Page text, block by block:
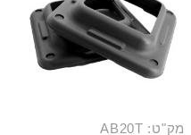
מק"ט: AB20T